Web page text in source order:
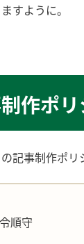
すように。
作ポリ
記事制作ポリ
順守